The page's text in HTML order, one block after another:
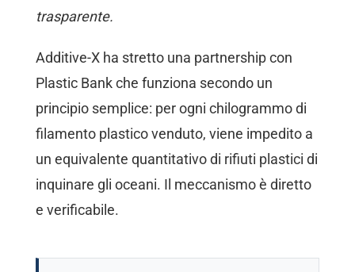
trasparente.
Additive-X ha stretto una partnership con
Plastic Bank che funziona secondo un
principio semplice: per ogni chilogrammo di
filamento plastico venduto, viene impedito a
un equivalente quantitativo di rifiuti plastici di
inquinare gli oceani. Il meccanismo è diretto
e verificabile.